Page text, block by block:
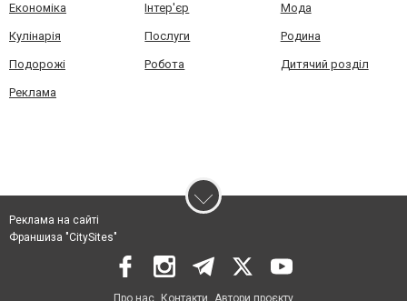
Економіка Інтер'єр Мода
Кулінарія Послуги Родина
Подорожі Робота Дитячий розділ
Реклама
Реклама на сайті
Франшиза "CitySites"